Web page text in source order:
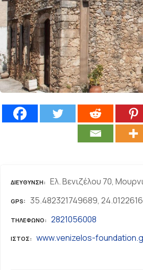
ΔΙΕΎΘΥΝΣΗ Ελ. Βενιζέλου 70,
GPS 35.482321749689,
ΤΗΛΈΦΩΝΟ 2821056008
ΙΣΤΌΣ www.venizelos-